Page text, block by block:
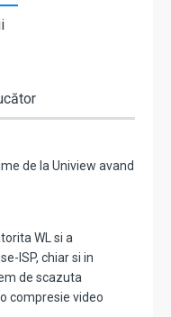
de la Uniview avand
WL si a
ISP, chiar si in
de scazuta
compresie video